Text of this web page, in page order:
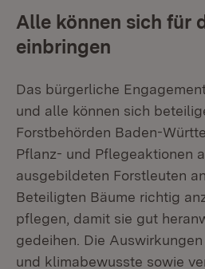
Alle können sich für
einbringen
Das bürgerliche
und alle können sich
Forstbehörden Baden-
Pflanz- und Pflegeaktionen
ausgebildeten Forstleuten
Beteiligten Bäume richtig
pflegen, damit sie gut
gedeihen. Die
und klimabewusste sowie